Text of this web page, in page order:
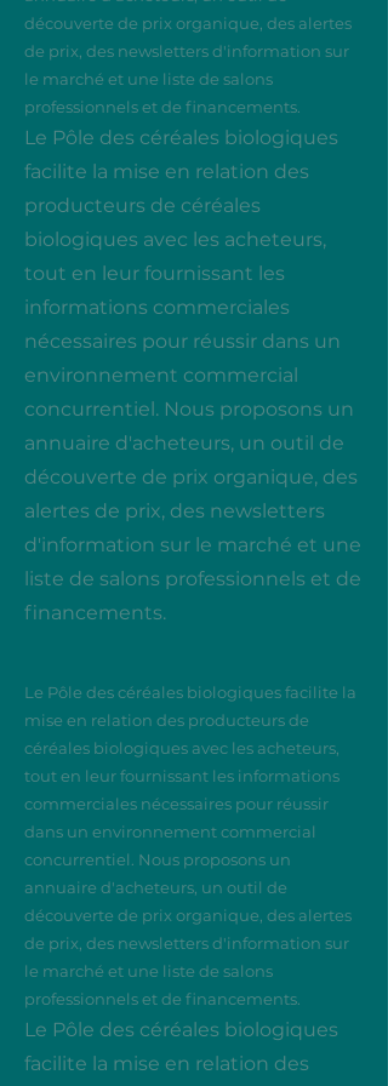
découverte de prix organique, des alertes
de prix, des newsletters d'information sur
le marché et une liste de salons
professionnels et de financements.
Le Pôle des céréales biologiques
facilite la mise en relation des
producteurs de céréales
biologiques avec les acheteurs,
tout en leur fournissant les
informations commerciales
nécessaires pour réussir dans un
environnement commercial
concurrentiel. Nous proposons un
annuaire d'acheteurs, un outil de
découverte de prix organique, des
alertes de prix, des newsletters
d'information sur le marché et une
liste de salons professionnels et de
financements.
Le Pôle des céréales biologiques facilite la
mise en relation des producteurs de
céréales biologiques avec les acheteurs,
tout en leur fournissant les informations
commerciales nécessaires pour réussir
dans un environnement commercial
concurrentiel. Nous proposons un
annuaire d'acheteurs, un outil de
découverte de prix organique, des alertes
de prix, des newsletters d'information sur
le marché et une liste de salons
professionnels et de financements.
Le Pôle des céréales biologiques
facilite la mise en relation des